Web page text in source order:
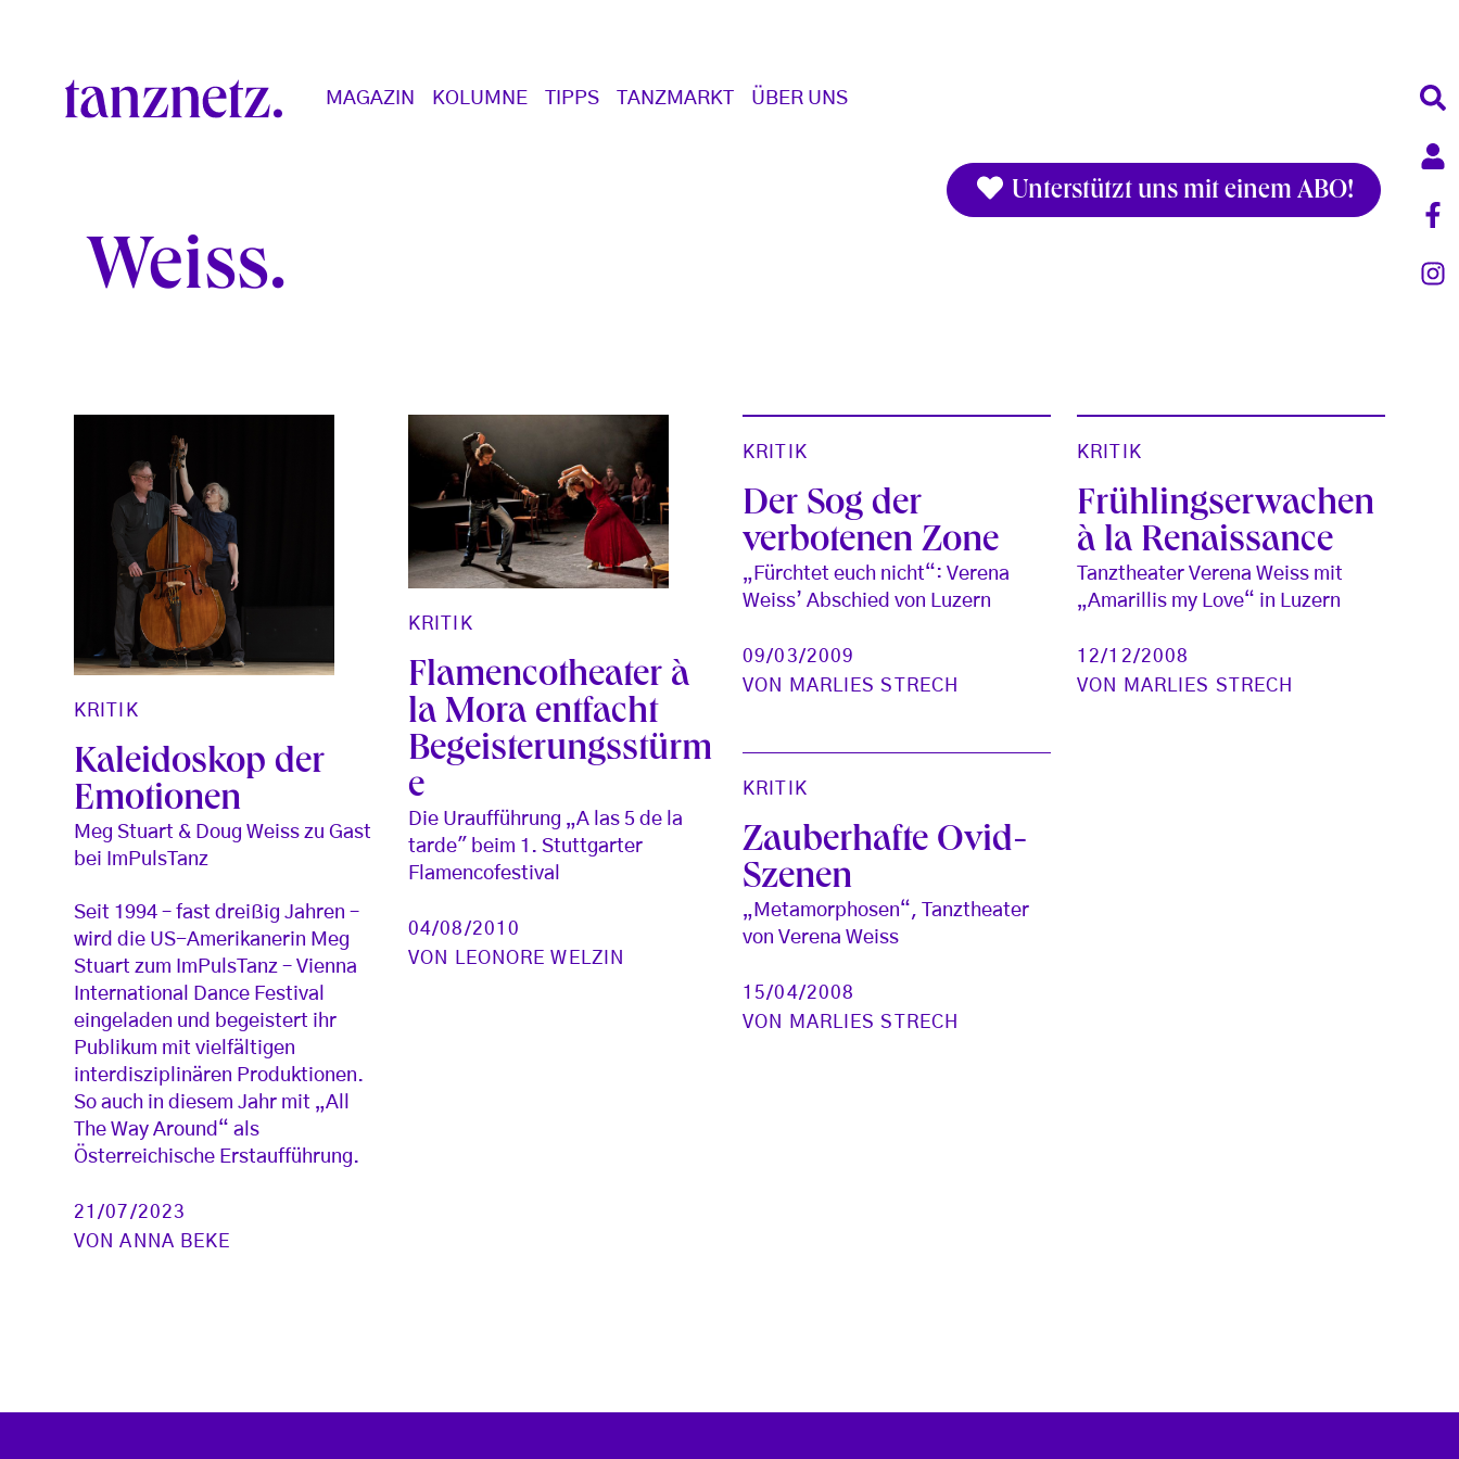
Main navigation
MAGAZIN KOLUMNE TIPPS TANZMARKT ÜBER UNS
Unterstützt uns mit einem ABO!
Weiss
KRITIK
Kaleidoskop der
Emotionen
Meg Stuart & Doug Weiss zu Gast
bei ImPulsTanz
Seit 1994 – fast dreißig Jahren –
wird die US-Amerikanerin Meg
Stuart zum ImPulsTanz – Vienna
International Dance Festival
eingeladen und begeistert ihr
Publikum mit vielfältigen
interdisziplinären Produktionen.
So auch in diesem Jahr mit „All
The Way Around“ als
Österreichische Erstaufführung.
21/07/2023
VONANNA BEKE
KRITIK
Flamencotheater à
la Mora entfacht
Begeisterungsstürm
e
Die Uraufführung „A las 5 de la
tarde" beim 1. Stuttgarter
Flamencofestival
04/08/2010
VON
LEONORE WELZIN
KRITIK
Der Sog der
verbotenen Zone
„Fürchtet euch nicht“: Verena
Weiss’ Abschied von Luzern
09/03/2009
VON
MARLIES STRECH
KRITIK
Frühlingserwachen
à la Renaissance
Tanztheater Verena Weiss mit
„Amarillis my Love“ in Luzern
12/12/2008
VON
MARLIES STRECH
KRITIK
Zauberhafte Ovid-
Szenen
„Metamorphosen“, Tanztheater
von Verena Weiss
15/04/2008
VON
MARLIES STRECH